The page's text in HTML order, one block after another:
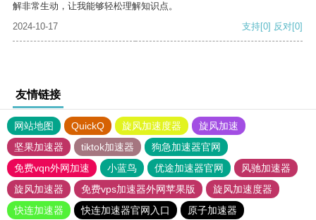
解非常生动，让我能够轻松理解知识点。
2024-10-17
支持[0] 反对[0]
友情链接
网站地图 QuickQ 旋风加速度器
旋风加速
坚果加速器
tiktok加速器
狗急加速器官网
免费vqn外网加速
小蓝鸟 优途加速器官网
风驰加速器
旋风加速器
免费vps加速器外网苹果版
旋风加速度器
快连加速器
快连加速器官网入口
原子加速器